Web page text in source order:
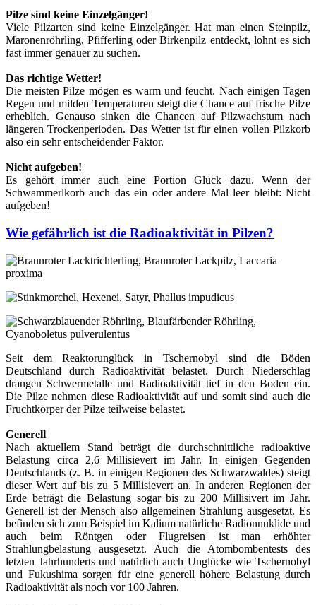
Pilze sind keine Einzelgänger!
Viele Pilzarten sind keine Einzelgänger. Hat man einen Steinpilz,
Maronenröhrling, Pfifferling oder Birkenpilz entdeckt, lohnt es sich
fast immer genauer zu suchen.
Das richtige Wetter!
Die meisten Pilze mögen es warm und feucht. Nach einigen Tagen
Regen und milden Temperaturen steigt die Chance auf frische Pilze
erheblich. Genauso sinken die Chancen auf Pilzwachstum nach
längeren Trockenperioden. Das Wetter ist für einen vollen Pilzkorb
also ein sehr entscheidender Faktor.
Nicht aufgeben!
Es gehört immer auch eine Portion Glück dazu. Wenn der
Schwammerlkorb auch das ein oder andere Mal leer bleibt: Nicht
aufgeben!
Wie gefährlich ist die Radioaktivität in Pilzen?
Seit dem Reaktorunglück in Tschernobyl sind die Böden
Deutschland durch Radioaktivität belastet. Durch Niederschlag
drangen Schwermetalle und Radioaktivität tief in den Boden ein.
Die Pilze nehmen diese Radioaktivität auf und somit sind auch die
Fruchtkörper der Pilze teilweise belastet.
Generell
Nach aktuellem Stand beträgt die durchschnittliche radioaktive
Belastung circa 2,6 Millisievert im Jahr. In einigen Gegenden
Deutschlands (z. B. in einigen Regionen des Schwarzwaldes) steigt
dieser Wert auf bis zu 5 Millisievert an. In anderen Regionen der
Erde beträgt die Belastung sogar bis zu 200 Millisivert im Jahr.
Generell ist der Mensch also allgemeinen Strahlung ausgesetzt. Es
befinden sich zum Beispiel im Kalium natürliche Radionnuklide und
auch beim Röntgen oder Flugreisen ist man erhöhter
Strahlungbelastung ausgesetzt. Auch die Atombombentests des
letzten Jahrhunderts und natürlich auch Unglücke wie Tschernobyl
und Fukushima sorgen für eine generell höhere Belastung durch
Radioaktivität als noch vor 100 Jahren.